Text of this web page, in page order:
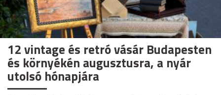
12 vintage és retró vásár Budapesten
és környékén augusztusra, a nyár
utolsó hónapjára